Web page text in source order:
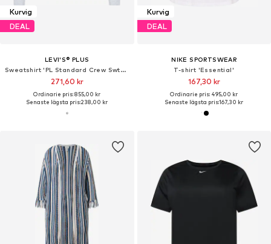
Kurvig
DEAL
LEVI'S® PLUS
Sweatshirt 'PL Standard Crew Swtshrt'
271,60 kr
Ordinarie pris: 855,00 kr
Senaste lägsta pris:238,00 kr
Kurvig
DEAL
NIKE SPORTSWEAR
T-shirt 'Essential'
167,30 kr
Ordinarie pris: 495,00 kr
Senaste lägsta pris:167,30 kr